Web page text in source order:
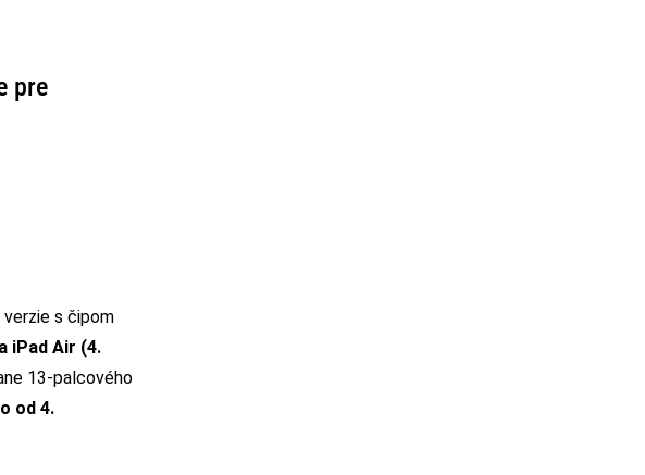
pre
s čipom
iPad Air (4.
13-palcového
od 4.